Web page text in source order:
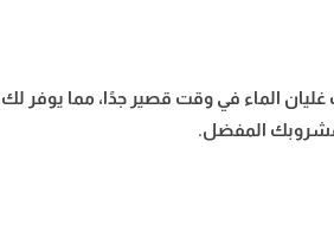
غليان الماء في وقت قصير جدًا، مما
المفضل.